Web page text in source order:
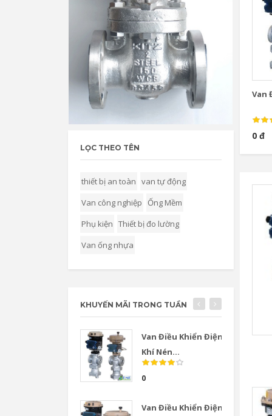
Van
0 đ
LỌC THEO TÊN
thiết bị an toàn van tự động
Van công nghiệp Ống Mềm
Phụ kiện Thiết bị đo lường
Van ống nhựa
KHUYẾN MÃI TRONG TUẦN
Van Điều Khiển Điện
Khí Nén...
0
Van Điều Khiển Điện